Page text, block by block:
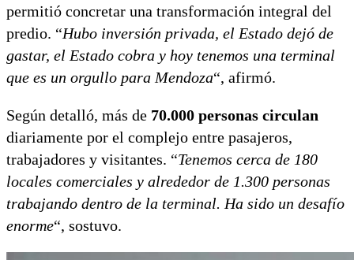
permitió concretar una transformación integral del
predio. “Hubo inversión privada, el Estado dejó de
gastar, el Estado cobra y hoy tenemos una terminal
que es un orgullo para Mendoza“, afirmó.
Según detalló, más de 70.000 personas circulan
diariamente por el complejo entre pasajeros,
trabajadores y visitantes. “Tenemos cerca de 180
locales comerciales y alrededor de 1.300 personas
trabajando dentro de la terminal. Ha sido un desafío
enorme“, sostuvo.